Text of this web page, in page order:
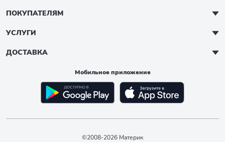
ПОКУПАТЕЛЯМ
УСЛУГИ
ДОСТАВКА
Мобильное приложение
©2008-2026 Материк